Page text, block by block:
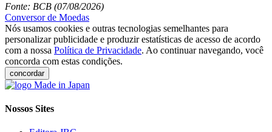
Fonte: BCB (07/08/2026)
Conversor de Moedas
Nós usamos cookies e outras tecnologias semelhantes para
personalizar publicidade e produzir estatísticas de acesso de acordo
com a nossa Política de Privacidade. Ao continuar navegando, você
concorda com estas condições.
concordar
Nossos Sites